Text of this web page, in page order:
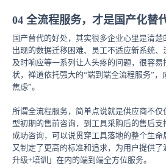
04 全流程服务，才是国产化替
国产替代的好处，其实很多企业心里是清
出现的数据迁移困难、员工不适应新系统、
及时响应等一系列让人头疼的问题，很容易
状，禅道依托强大的“端到端全流程服务”
焦虑”。
所谓全流程服务，简单点说就是供应商不
型初期的售前咨询，到工具采购后的售后支
成功咨询，可以说贯穿工具落地的整个生命
又制定了更高的标准和追求，为用户提供
升级+培训」在内的端到端全方位服务。